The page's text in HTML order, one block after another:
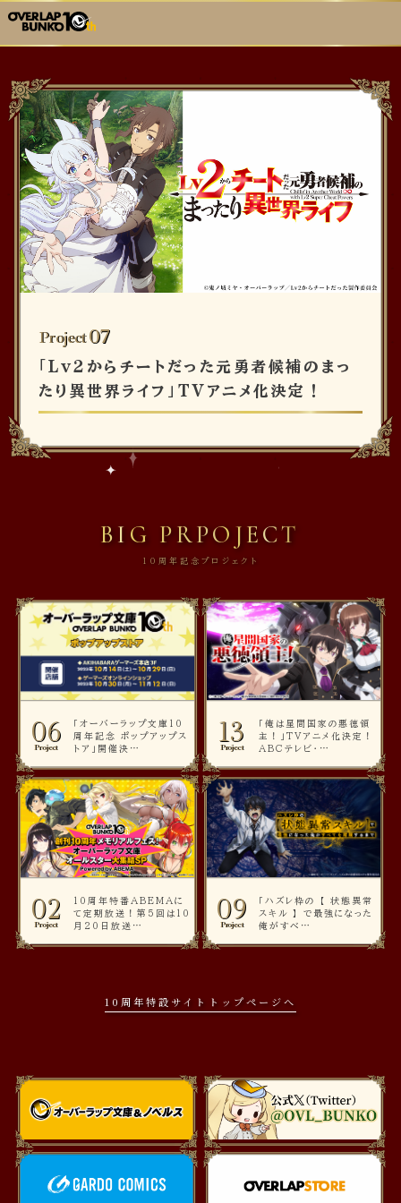
Project07
「Lv2からチートだった元勇者候補のまっ
たり異世界ライフ」TVアニメ化決定！
BIG PRPOJECT
10周年記念プロジェクト
06
Project
「オーバーラップ文庫10
周年記念 ポップアップス
トア」開催決…
13
Project
「俺は星間国家の悪徳領
主！」TVアニメ化決定！
ABCテレビ・…
02
Project
10周年特番ABEMAに
て定期放送！第5回は10
月20日放送…
09
Project
「ハズレ枠の 【 状態異常
スキル 】 で最強になった
俺がすべ…
10周年特設サイトトップページへ